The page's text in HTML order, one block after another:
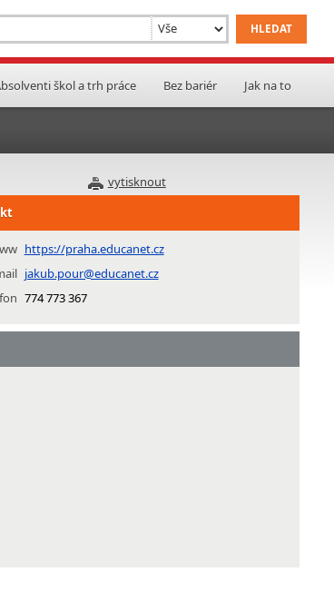
škol a trh práce Bez bariér Jak na to
vytisknout
https://praha.educanet.cz
jakub.pour@educanet.cz
774 773 367